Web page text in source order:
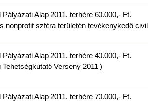
Alap 2011. terhére 60.000,- Ft.
nonprofit szféra területén tevékenykedő civil
Alap 2011. terhére 40.000,- Ft.
Verseny 2011.)
Alap 2011. terhére 70.000,- Ft.